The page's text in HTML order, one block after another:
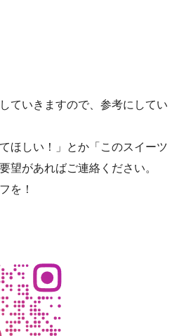
ていきますので、参考にしてい
ほしい！」とか「このスイーツ
望があればご連絡ください。
を！